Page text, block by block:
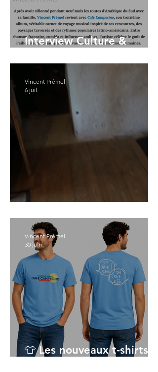
Interview Culture &
Vincent Prémel
6 juil.
👕 Les nouveaux t-shirts
Vincent Prémel
30 juin